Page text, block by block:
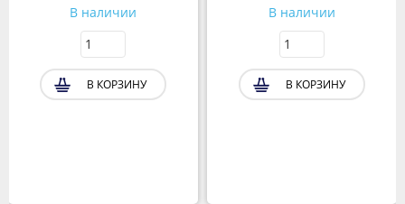
В наличии
В КОРЗИНУ
В наличии
В КОРЗИНУ